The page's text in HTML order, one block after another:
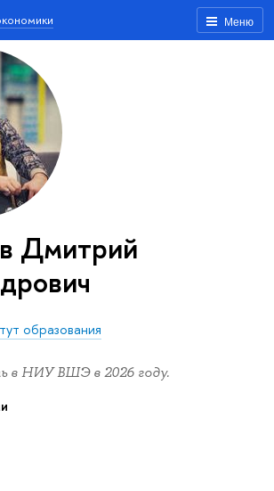
Меню
Дмитрий
образования
в НИУ ВШЭ в 2026 году.